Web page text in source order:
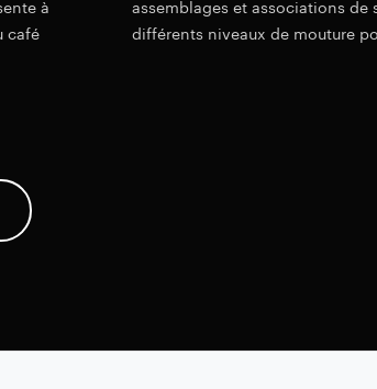
à
café
assemblages et associations de
différents niveaux de mouture